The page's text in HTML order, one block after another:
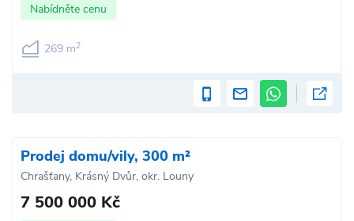
Nabídněte cenu
269 m2
Prodej domu/vily, 300 m²
Chrašťany, Krásný Dvůr, okr. Louny
7 500 000 Kč